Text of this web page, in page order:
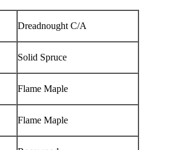
Dreadnought C/A
Solid Spruce
Flame Maple
Flame Maple